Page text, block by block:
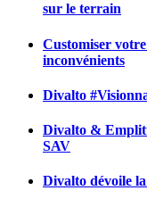
sur le terrain
Customiser
inconvénients
Divalto
Divalto &
SAV
Divalto dévoile